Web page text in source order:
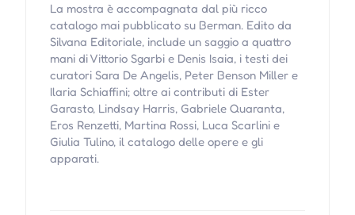
La mostra è accompagnata dal più ricco
catalogo mai pubblicato su Berman. Edito da
Silvana Editoriale, include un saggio a quattro
mani di Vittorio Sgarbi e Denis Isaia, i testi dei
curatori Sara De Angelis, Peter Benson Miller e
Ilaria Schiaffini; oltre ai contributi di Ester
Garasto, Lindsay Harris, Gabriele Quaranta,
Eros Renzetti, Martina Rossi, Luca Scarlini e
Giulia Tulino, il catalogo delle opere e gli
apparati.